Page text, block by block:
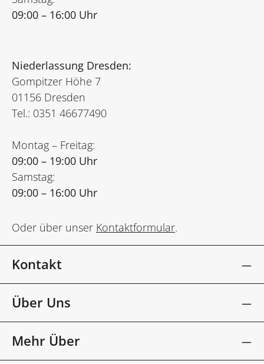
09:00 – 16:00 Uhr
Niederlassung Dresden:
Gompitzer Höhe 7
01156 Dresden
Tel.: 0351 46677490
Montag – Freitag:
09:00 – 19:00 Uhr
Samstag:
09:00 – 16:00 Uhr
Oder über unser Kontaktformular.
Kontakt
Über Uns
Mehr Über